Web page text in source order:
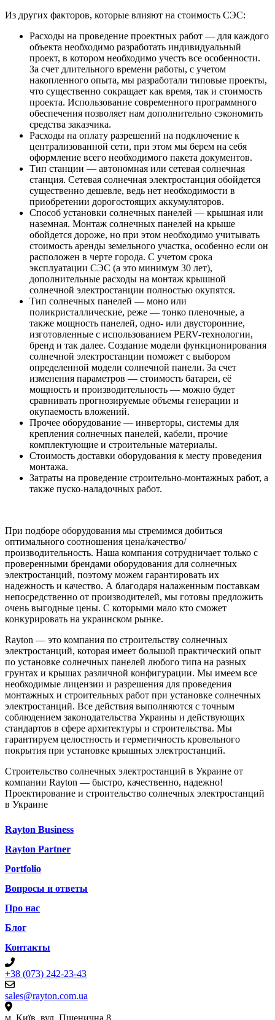
Из других факторов, которые влияют на стоимость СЭС:
Расходы на проведение проектных работ — для каждого
объекта необходимо разработать индивидуальный
проект, в котором необходимо учесть все особенности.
За счет длительного времени работы, с учетом
накопленного опыта, мы разработали типовые проекты,
что существенно сокращает как время, так и стоимость
проекта. Использование современного программного
обеспечения позволяет нам дополнительно сэкономить
средства заказчика.
Расходы на оплату разрешений на подключение к
централизованной сети, при этом мы берем на себя
оформление всего необходимого пакета документов.
Тип станции — автономная или сетевая солнечная
станция. Сетевая солнечная электростанция обойдется
существенно дешевле, ведь нет необходимости в
приобретении дорогостоящих аккумуляторов.
Способ установки солнечных панелей — крышная или
наземная. Монтаж солнечных панелей на крыше
обойдется дороже, но при этом необходимо учитывать
стоимость аренды земельного участка, особенно если он
расположен в черте города. С учетом срока
эксплуатации СЭС (а это минимум 30 лет),
дополнительные расходы на монтаж крышной
солнечной электростанции полностью окупятся.
Тип солнечных панелей — моно или
поликристаллические, реже — тонко пленочные, а
также мощность панелей, одно- или двусторонние,
изготовленные с использованием PERV-технологии,
бренд и так далее. Создание модели функционирования
солнечной электростанции поможет с выбором
определенной модели солнечной панели. За счет
изменения параметров — стоимость батареи, её
мощность и производительность — можно будет
сравнивать прогнозируемые объемы генерации и
окупаемость вложений.
Прочее оборудование — инверторы, системы для
крепления солнечных панелей, кабели, прочие
комплектующие и строительные материалы.
Стоимость доставки оборудования к месту проведения
монтажа.
Затраты на проведение строительно-монтажных работ, а
также пуско-наладочных работ.
При подборе оборудования мы стремимся добиться
оптимального соотношения цена/качество/
производительность. Наша компания сотрудничает только с
проверенными брендами оборудования для солнечных
электростанций, поэтому можем гарантировать их
надежность и качество. А благодаря налаженным поставкам
непосредственно от производителей, мы готовы предложить
очень выгодные цены. С которыми мало кто сможет
конкурировать на украинском рынке.
Rayton — это компания по строительству солнечных
электростанций, которая имеет большой практический опыт
по установке солнечных панелей любого типа на разных
грунтах и крышах различной конфигурации. Мы имеем все
необходимые лицензии и разрешения для проведения
монтажных и строительных работ при установке солнечных
электростанций. Все действия выполняются с точным
соблюдением законодательства Украины и действующих
стандартов в сфере архитектуры и строительства. Мы
гарантируем целостность и герметичность кровельного
покрытия при установке крышных электростанций.
Строительство солнечных электростанций в Украине от
компании Rayton — быстро, качественно, надежно!
Проектирование и строительство солнечных электростанций
в Украине
Rayton Business
Rayton Partner
Portfolio
Вопросы и ответы
Про нас
Блог
Контакты
+38 (073) 242-23-43
sales@rayton.com.ua
м. Київ, вул. Пшенична 8